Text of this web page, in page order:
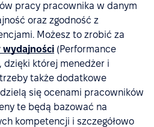
pracy pracownika w danym
oraz zgodność z
Możesz to zrobić za
wydajności (Performance
dzięki której menedżer i
także dodatkowe
się ocenami pracowników
te będą bazować na
kompetencji i szczegółowo